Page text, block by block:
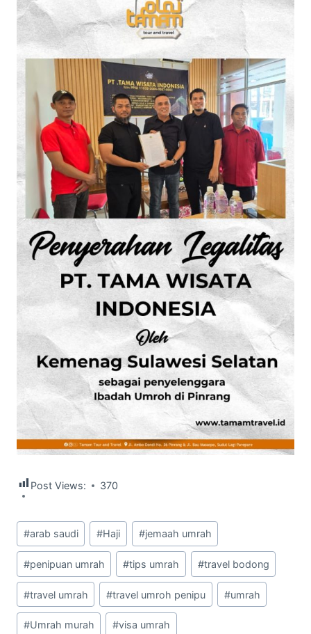
Post Views: 370
Post
Tags:
#arab saudi #Haji #jemaah umrah
#penipuan umrah #tips umrah #travel bodong
#travel umrah #travel umroh penipu #umrah
#Umrah murah #visa umrah